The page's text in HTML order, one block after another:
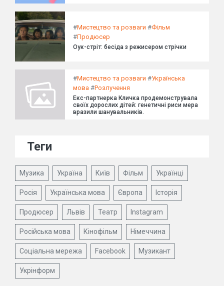
#Мистецтво та розваги #Фільм
#Продюсер
Оук-стріт: бесіда з режисером стрічки
#Мистецтво та розваги #Українська
мова #Розлучення
Екс-партнерка Кличка продемонструвала
своїх дорослих дітей: генетичні риси мера
вразили шанувальників.
Теги
Музика Україна Київ Фільм Українці
Росія Українська мова Європа Історія
Продюсер Львів Театр Instagram
Російська мова Кінофільм Німеччина
Соціальна мережа Facebook Музикант
Укрінформ